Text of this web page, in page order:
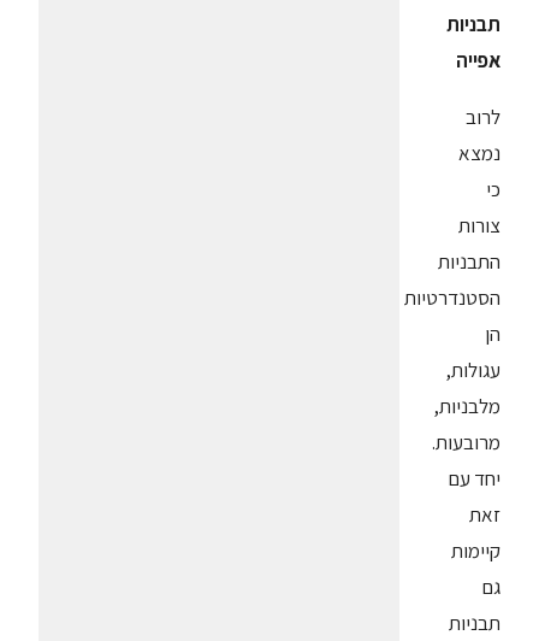
תבניות
אפייה
לרוב
נמצא
כי
צורות
התבניות
הסטנדרטיות
הן
עגולות,
מלבניות,
מרובעות.
יחד עם
זאת
קיימות
גם
תבניות